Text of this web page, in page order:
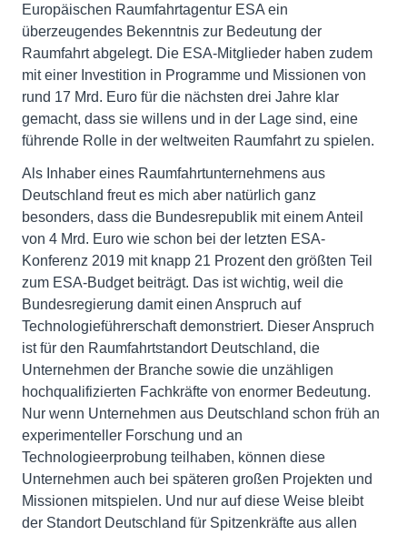
Europäischen Raumfahrtagentur ESA ein
überzeugendes Bekenntnis zur Bedeutung der
Raumfahrt abgelegt. Die ESA-Mitglieder haben zudem
mit einer Investition in Programme und Missionen von
rund 17 Mrd. Euro für die nächsten drei Jahre klar
gemacht, dass sie willens und in der Lage sind, eine
führende Rolle in der weltweiten Raumfahrt zu spielen.
Als Inhaber eines Raumfahrtunternehmens aus
Deutschland freut es mich aber natürlich ganz
besonders, dass die Bundesrepublik mit einem Anteil
von 4 Mrd. Euro wie schon bei der letzten ESA-
Konferenz 2019 mit knapp 21 Prozent den größten Teil
zum ESA-Budget beiträgt. Das ist wichtig, weil die
Bundesregierung damit einen Anspruch auf
Technologieführerschaft demonstriert. Dieser Anspruch
ist für den Raumfahrtstandort Deutschland, die
Unternehmen der Branche sowie die unzähligen
hochqualifizierten Fachkräfte von enormer Bedeutung.
Nur wenn Unternehmen aus Deutschland schon früh an
experimenteller Forschung und an
Technologieerprobung teilhaben, können diese
Unternehmen auch bei späteren großen Projekten und
Missionen mitspielen. Und nur auf diese Weise bleibt
der Standort Deutschland für Spitzenkräfte aus allen